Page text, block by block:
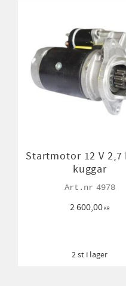
Startmotor 12 V 2,7
kuggar
4978
2 600,00KR
2 st i lager